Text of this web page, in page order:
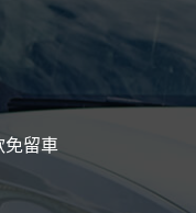
免留車